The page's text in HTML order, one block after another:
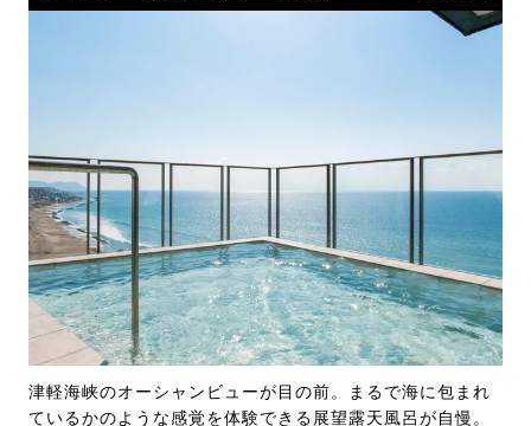
津軽海峡のオーシャンビューが目の前。まるで海に包まれ
ているかのような感覚を体験できる展望露天風呂が自慢。